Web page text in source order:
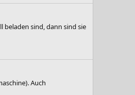
beladen sind, dann sind sie
Auch